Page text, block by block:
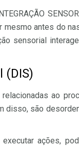
antes do
sensorial
(DIS)
ao
são
ações,